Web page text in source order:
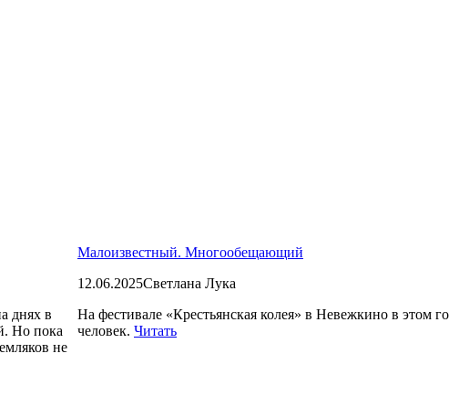
Малоизвестный. Многообещающий
12.06.2025Светлана Лука
На фестивале «Крестьянская колея» в Невежкино в этом
человек. Читать
днях в
Но пока
не